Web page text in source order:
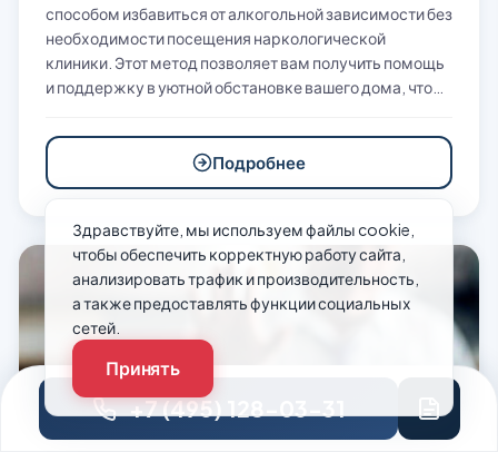
способом избавиться от алкогольной зависимости без
необходимости посещения наркологической
клиники. Этот метод позволяет вам получить помощь
и поддержку в уютной обстановке вашего дома, что…
Подробнее
+7 (495) 128-03-31
Здравствуйте, мы используем файлы cookie,
чтобы обеспечить корректную работу сайта,
анализировать трафик и производительность,
а также предоставлять функции социальных
сетей.
Принять